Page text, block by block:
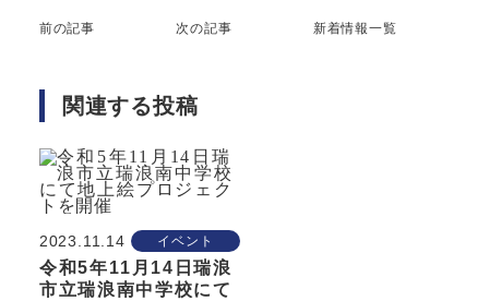
前の記事 次の記事 新着情報一覧
関連する投稿
2023.11.14 イベント
令和5年11月14日瑞浪
市立瑞浪南中学校にて